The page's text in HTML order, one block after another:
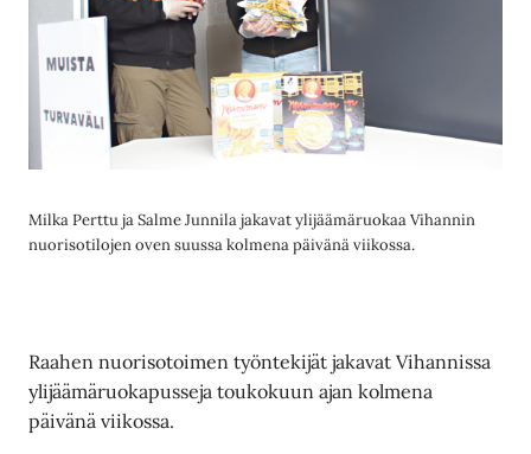
Milka Perttu ja Salme Junnila jakavat ylijäämäruokaa Vihannin
nuorisotilojen oven suussa kolmena päivänä viikossa.
Raahen nuorisotoimen työntekijät jakavat Vihannissa
ylijäämäruokapusseja toukokuun ajan kolmena
päivänä viikossa.